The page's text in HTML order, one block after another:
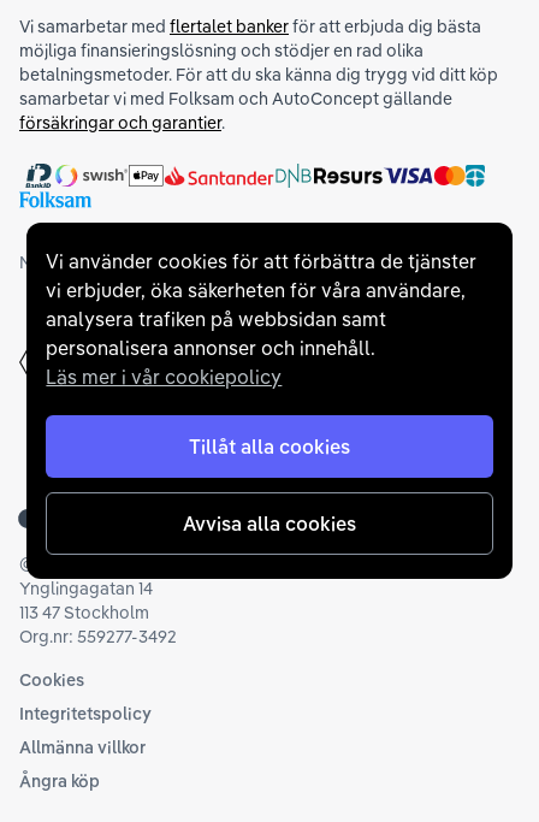
Vi använder cookies för att förbättra de tjänster
vi erbjuder, öka säkerheten för våra användare,
analysera trafiken på webbsidan samt
personalisera annonser och innehåll.
Läs mer i vår cookiepolicy
Tillåt alla cookies
Avvisa alla cookies
Vi samarbetar med flertalet bankerför att erbjuda dig bästa
möjliga finansieringslösning och stödjer en rad olika
betalningsmetoder. För att du ska känna dig trygg vid ditt köp
samarbetar vi med Folksam och AutoConcept gällande
försäkringar och garantier.
Medlemskap och utmärkelser
Tillbaka till startsidan
©
Ynglingagatan 14
113 47 Stockholm
Org.nr: 559277-3492
Cookies
Integritetspolicy
Allmänna villkor
Ångra köp